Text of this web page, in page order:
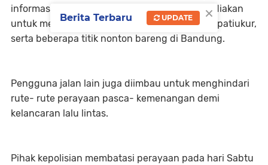
informasi mengenai titik-titik lokasi yang disediakan
untuk merayakan euforia, seperti di Gasibu, Dipatiukur,
serta beberapa titik nonton bareng di Bandung.
Pengguna jalan lain juga diimbau untuk menghindari
rute- rute perayaan pasca- kemenangan demi
kelancaran lalu lintas.
Pihak kepolisian membatasi perayaan pada hari Sabtu
×
Berita Terbaru UPDATE